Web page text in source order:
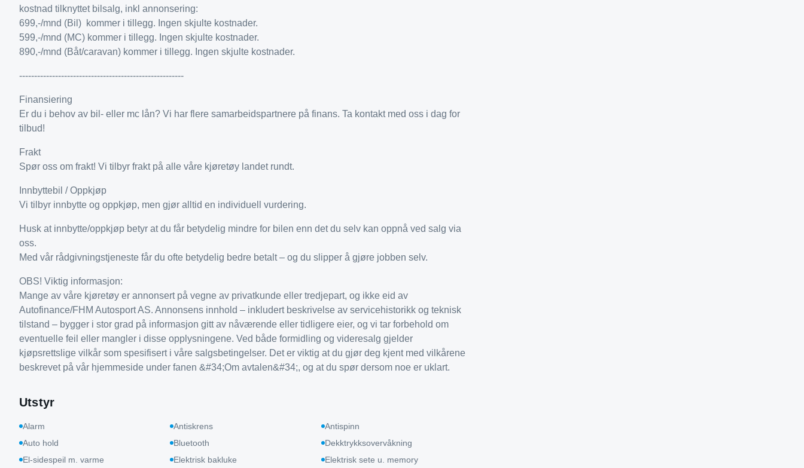
kostnad tilknyttet bilsalg, inkl annonsering:
699,-/mnd (Bil) kommer i tillegg. Ingen skjulte kostnader.
599,-/mnd (MC) kommer i tillegg. Ingen skjulte kostnader.
890,-/mnd (Båt/caravan) kommer i tillegg. Ingen skjulte kostnader.
-------------------------------------------------------
Finansiering
Er du i behov av bil- eller mc lån? Vi har flere samarbeidspartnere på finans. Ta kontakt med oss i dag for
tilbud!
Frakt
Spør oss om frakt! Vi tilbyr frakt på alle våre kjøretøy landet rundt.
Innbyttebil / Oppkjøp
Vi tilbyr innbytte og oppkjøp, men gjør alltid en individuell vurdering.
Husk at innbytte/oppkjøp betyr at du får betydelig mindre for bilen enn det du selv kan oppnå ved salg via
oss.
Med vår rådgivningstjeneste får du ofte betydelig bedre betalt – og du slipper å gjøre jobben selv.
OBS! Viktig informasjon:
Mange av våre kjøretøy er annonsert på vegne av privatkunde eller tredjepart, og ikke eid av
Autofinance/FHM Autosport AS. Annonsens innhold – inkludert beskrivelse av servicehistorikk og teknisk
tilstand – bygger i stor grad på informasjon gitt av nåværende eller tidligere eier, og vi tar forbehold om
eventuelle feil eller mangler i disse opplysningene. Ved både formidling og videresalg gjelder
kjøpsrettslige vilkår som spesifisert i våre salgsbetingelser. Det er viktig at du gjør deg kjent med vilkårene
beskrevet på vår hjemmeside under fanen &#34;Om avtalen&#34;, og at du spør dersom noe er uklart.
Utstyr
Alarm Antiskrens
Antispinn
Auto hold
Bluetooth
Dekktrykksovervåkning
El-sidespeil m. varme
Elektrisk bakluke
Elektrisk sete u. memory